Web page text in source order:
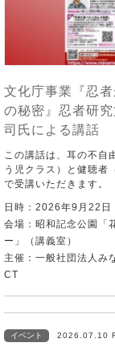
文化庁事業『忍
の秘密』忍者研
司氏による講話
この講話は、耳の不自
う児クラス）と健聴者
で受講いただきます。
日時：2026年9月22日
会場：昭和記念公園「
ー」（講義室）
主催：一般社団法人み
CT
イベント 2026.07.10